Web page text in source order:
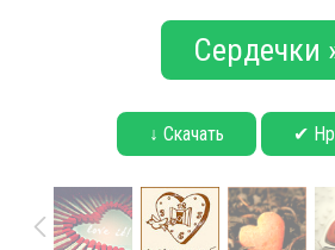
Сердечки
↓ Скачать ✔